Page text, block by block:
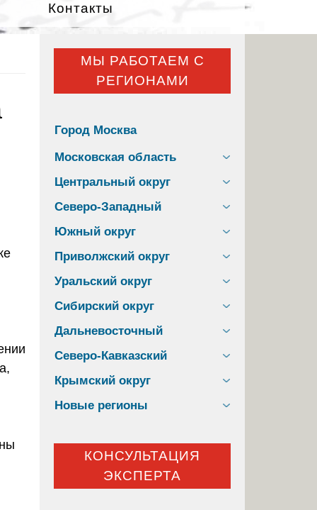
Контакты
МЫ РАБОТАЕМ С
РЕГИОНАМИ
Город Москва
Московская область
Центральный округ
Северо-Западный
Южный округ
Приволжский округ
Уральский округ
Сибирский округ
Дальневосточный
Северо-Кавказский
Крымский округ
Новые регионы
КОНСУЛЬТАЦИЯ
ЭКСПЕРТА